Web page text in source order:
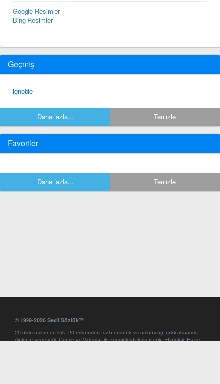
Google Resimler
Bing Resimler
Geçmiş
ignoble
Daha fazla... Temizle
Favoriler
Daha fazla... Temizle
© 1999-2026 Sesli Sözlük™
20 dilde online sözlük. 20 milyondan fazla sözcük ve anlamı üç farklı aksanda
dinleme seçeneği. Cümle ve Videolar ile zenginleştirilmiş içerik. Etimoloji, Eş ve